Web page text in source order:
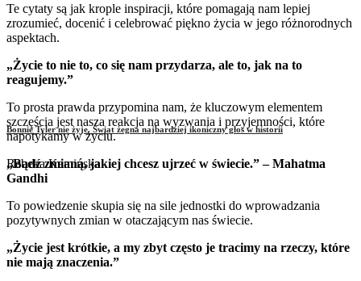
Bonnie Tyler nie żyje. Świat żegna najbardziej ikoniczny głos w historii
Rebeka Kamińska
Te cytaty są jak krople inspiracji, które pomagają nam lepiej
zrozumieć, docenić i celebrować piękno życia w jego różnorodnych
aspektach.
„Życie to nie to, co się nam przydarza, ale to, jak na to
reagujemy.”
To prosta prawda przypomina nam, że kluczowym elementem
szczęścia jest nasza reakcja na wyzwania i przyjemności, które
napotykamy w życiu.
„Bądź zmianą, jakiej chcesz ujrzeć w świecie.” – Mahatma
Gandhi
To powiedzenie skupia się na sile jednostki do wprowadzania
pozytywnych zmian w otaczającym nas świecie.
„Życie jest krótkie, a my zbyt często je tracimy na rzeczy, które
nie mają znaczenia.”